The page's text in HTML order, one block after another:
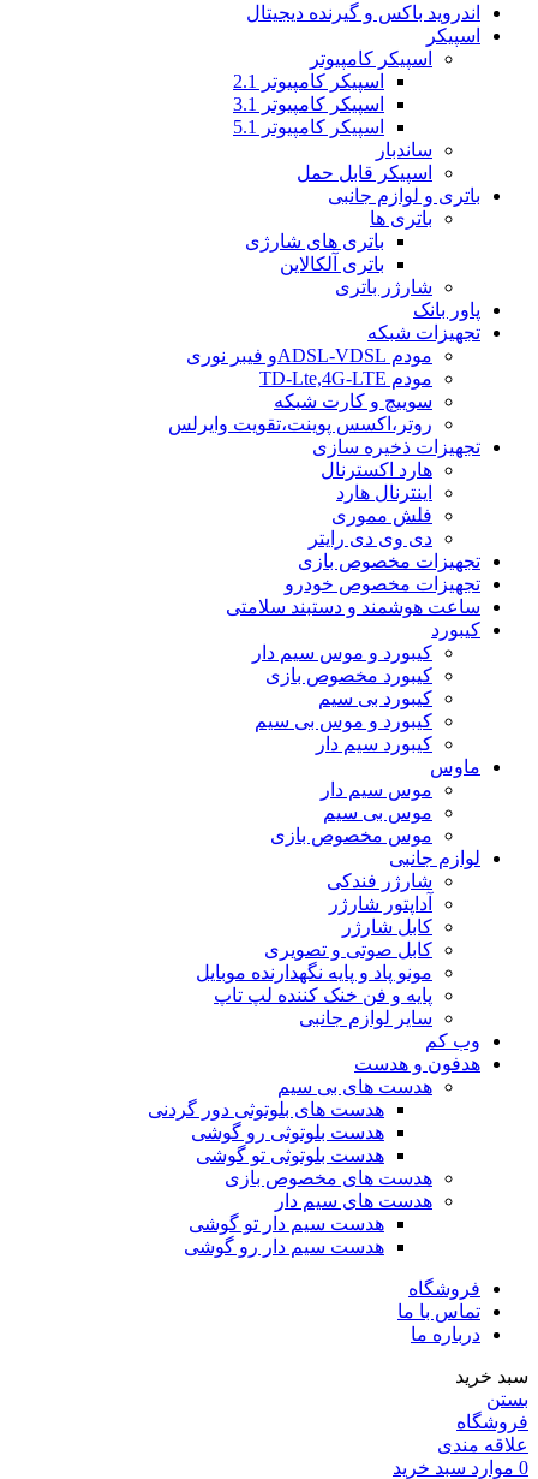
اندروید باکس و گیرنده دیجیتال
اسپیکر
اسپیکر کامپیوتر
اسپیکر کامپیوتر 2.1
اسپیکر کامپیوتر 3.1
اسپیکر کامپیوتر 5.1
ساندبار
اسپیکر قابل حمل
باتری و لوازم جانبی
باتری ها
باتری های شارژی
باتری آلکالاین
شارژر باتری
پاور بانک
تجهیزات شبکه
مودم ADSL-VDSLو فیبر نوری
مودم TD-Lte,4G-LTE
سوییچ و کارت شبکه
روتر،اکسس پوینت،تقویت وایرلس
تجهیزات ذخیره سازی
هارد اکسترنال
اینترنال هارد
فلش مموری
دی وی دی رایتر
تجهیزات مخصوص بازی
تجهیزات مخصوص خودرو
ساعت هوشمند و دستبند سلامتی
کیبورد
کیبورد و موس سیم دار
کیبورد مخصوص بازی
کیبورد بی سیم
کیبورد و موس بی سیم
کیبورد سیم دار
ماوس
موس سیم دار
موس بی سیم
موس مخصوص بازی
لوازم جانبی
شارژر فندکی
آداپتور شارژر
کابل شارژر
کابل صوتی و تصویری
مونو پاد و پایه نگهدارنده موبایل
پایه و فن خنک کننده لپ تاپ
سایر لوازم جانبی
وب کم
هدفون و هدست
هدست های بی سیم
هدست های بلوتوثی دور گردنی
هدست بلوتوثی رو گوشی
هدست بلوتوثی تو گوشی
هدست های مخصوص بازی
هدست های سیم دار
هدست سیم دار تو گوشی
هدست سیم دار رو گوشی
فروشگاه
تماس با ما
درباره ما
سبد خرید
بستن
فروشگاه
علاقه مندی
0 موارد سبد خرید